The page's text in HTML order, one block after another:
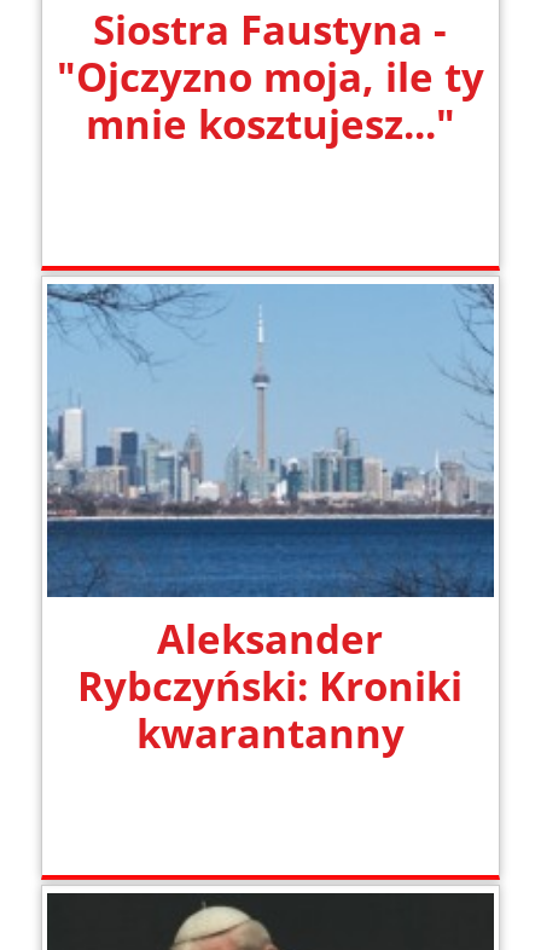
Siostra Faustyna -
"Ojczyzno moja, ile ty
mnie kosztujesz..."
Aleksander
Rybczyński: Kroniki
kwarantanny